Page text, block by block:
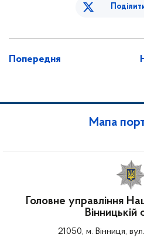
Попередня
Мапа
Головне управління
Вінницькій
21050, м. Вінниця,